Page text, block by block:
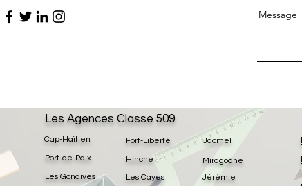
Message
Fort-Liberté
Hinche
Les Cayes
Jacmel
Jérémie
Miragoâne
Les Agences Classe 509
Cap-Haïtien
Port-de-Paix
Les Gonaïves